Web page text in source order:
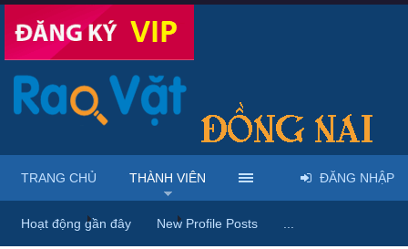
Trang chủ Thành viên compcrowunmo1982
TRANG CHỦ THÀNH VIÊN
Hoạt động gần đây New Profile Posts
ĐĂNG NHẬP